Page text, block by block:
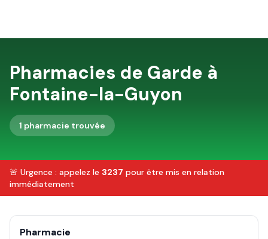
Pharmacies de Garde à
Fontaine-la-Guyon
1 pharmacie trouvée
🚨 Urgence : appelez le 3237 pour être mis en relation
immédiatement
Pharmacie